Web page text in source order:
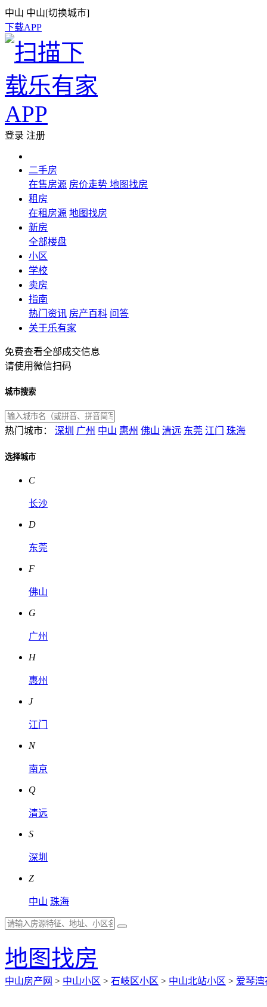
中山 中山[切换城市]
下载APP
登录 注册
二手房
在售房源 房价走势 地图找房
租房
在租房源 地图找房
新房
全部楼盘
小区
学校
卖房
指南
热门资讯 房产百科 问答
关于乐有家
免费查看全部成交信息
请使用微信扫码
城市搜索
热门城市： 深圳 广州 中山 惠州 佛山 清远 东莞 江门 珠海
选择城市
C
长沙
D
东莞
F
佛山
G
广州
H
惠州
J
江门
N
南京
Q
清远
S
深圳
Z
中山 珠海
地图找房
中山房产网 > 中山小区 > 石岐区小区 > 中山北站小区 > 爱琴湾